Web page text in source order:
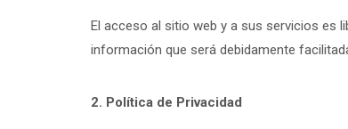
El acceso al sitio web y a sus servicios es
información que será debidamente
2. Política de Privacidad